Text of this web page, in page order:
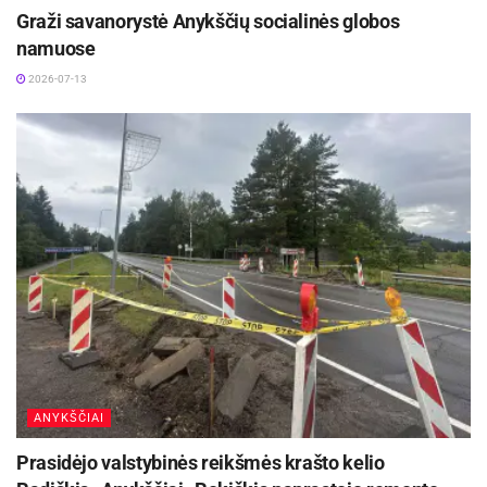
Graži savanorystė Anykščių socialinės globos
namuose
2026-07-13
ANYKŠČIAI
Prasidėjo valstybinės reikšmės krašto kelio